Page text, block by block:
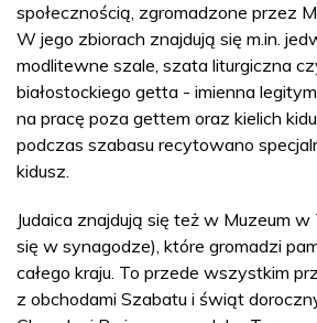
społecznością, zgromadzone przez
W jego zbiorach znajdują się m.in.
modlitewne szale, szata liturgiczna
białostockiego getta - imienna
na pracę poza gettem oraz kielich
podczas szabasu recytowano
kidusz.
Judaica znajdują się też w Muzeum w
się w synagodze), które gromadzi
całego kraju. To przede wszystkim
z obchodami Szabatu i świąt